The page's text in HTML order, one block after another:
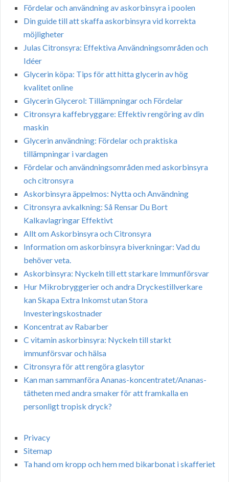
Fördelar och användning av askorbinsyra i poolen
Din guide till att skaffa askorbinsyra vid korrekta
möjligheter
Julas Citronsyra: Effektiva Användningsområden och
Idéer
Glycerin köpa: Tips för att hitta glycerin av hög
kvalitet online
Glycerin Glycerol: Tillämpningar och Fördelar
Citronsyra kaffebryggare: Effektiv rengöring av din
maskin
Glycerin användning: Fördelar och praktiska
tillämpningar i vardagen
Fördelar och användningsområden med askorbinsyra
och citronsyra
Askorbinsyra äppelmos: Nytta och Användning
Citronsyra avkalkning: Så Rensar Du Bort
Kalkavlagringar Effektivt
Allt om Askorbinsyra och Citronsyra
Information om askorbinsyra biverkningar: Vad du
behöver veta.
Askorbinsyra: Nyckeln till ett starkare Immunförsvar
Hur Mikrobryggerier och andra Dryckestillverkare
kan Skapa Extra Inkomst utan Stora
Investeringskostnader
Koncentrat av Rabarber
C vitamin askorbinsyra: Nyckeln till starkt
immunförsvar och hälsa
Citronsyra för att rengöra glasytor
Kan man sammanföra Ananas-koncentratet/Ananas-
tätheten med andra smaker för att framkalla en
personligt tropisk dryck?
Privacy
Sitemap
Ta hand om kropp och hem med bikarbonat i skafferiet